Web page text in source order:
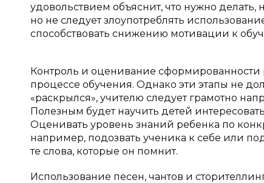
удовольствием объяснит, что нужно
но не следует злоупотреблять
способствовать снижению мотивации к
Контроль и оценивание
процессе обучения. Однако эти этапы не
«раскрылся», учителю следует грамотно
Полезным будет научить детей
Оценивать уровень знаний ребенка по
например, подозвать ученика к себе или
те слова, которые он помнит.
Использование песен, чантов и